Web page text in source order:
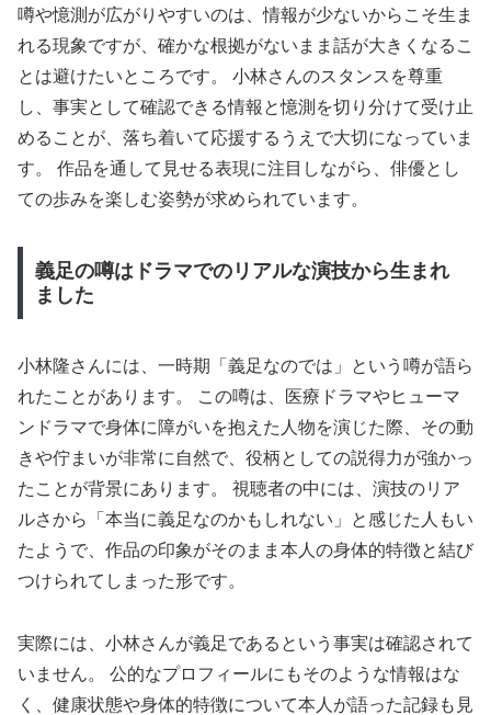
噂や憶測が広がりやすいのは、情報が少ないからこそ生ま
れる現象ですが、確かな根拠がないまま話が大きくなるこ
とは避けたいところです。 小林さんのスタンスを尊重
し、事実として確認できる情報と憶測を切り分けて受け止
めることが、落ち着いて応援するうえで大切になっていま
す。 作品を通して見せる表現に注目しながら、俳優とし
ての歩みを楽しむ姿勢が求められています。
義足の噂はドラマでのリアルな演技から生まれ
ました
小林隆さんには、一時期「義足なのでは」という噂が語ら
れたことがあります。 この噂は、医療ドラマやヒューマ
ンドラマで身体に障がいを抱えた人物を演じた際、その動
きや佇まいが非常に自然で、役柄としての説得力が強かっ
たことが背景にあります。 視聴者の中には、演技のリア
ルさから「本当に義足なのかもしれない」と感じた人もい
たようで、作品の印象がそのまま本人の身体的特徴と結び
つけられてしまった形です。
実際には、小林さんが義足であるという事実は確認されて
いません。 公的なプロフィールにもそのような情報はな
く、健康状態や身体的特徴について本人が語った記録も見